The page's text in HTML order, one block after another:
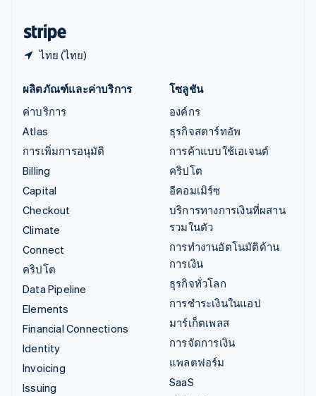
ไทย (ไทย)
ผลิตภัณฑ์และค่าบริการ
ค่าบริการ
Atlas
การเพิ่มการอนุมัติ
Billing
Capital
Checkout
Climate
Connect
คริปโต
Data Pipeline
Elements
Financial Connections
Identity
Invoicing
Issuing
โซลูชัน
องค์กร
ธุรกิจสตาร์ทอัพ
การค้าแบบใช้เอเจนต์
คริปโต
อีคอมเมิร์ซ
บริการทางการเงินที่ผสาน
รวมในตัว
การทำงานอัตโนมัติด้าน
การเงิน
ธุรกิจทั่วโลก
การชำระเงินในแอป
มาร์เก็ตเพลส
การจัดการเงิน
แพลตฟอร์ม
SaaS